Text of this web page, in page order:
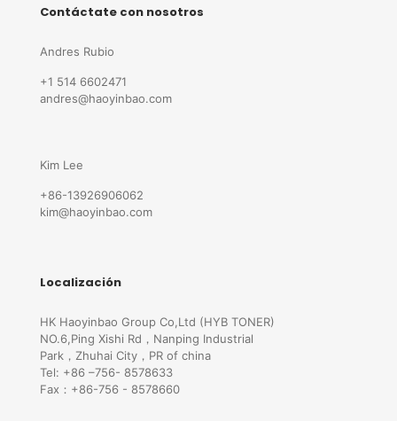
Contáctate con nosotros
Andres Rubio
+1 514 6602471
andres@haoyinbao.com
Kim Lee
+86-13926906062
kim@haoyinbao.com
Localización
HK Haoyinbao Group Co,Ltd (HYB TONER)
NO.6,Ping Xishi Rd，Nanping Industrial
Park，Zhuhai City，PR of china
Tel: +86 –756- 8578633
Fax：+86-756 - 8578660